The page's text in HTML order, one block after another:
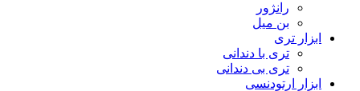
رانژور
بن میل
ابزار تری
تری با دندانی
تری بی دندانی
ابزار ارتودنسی